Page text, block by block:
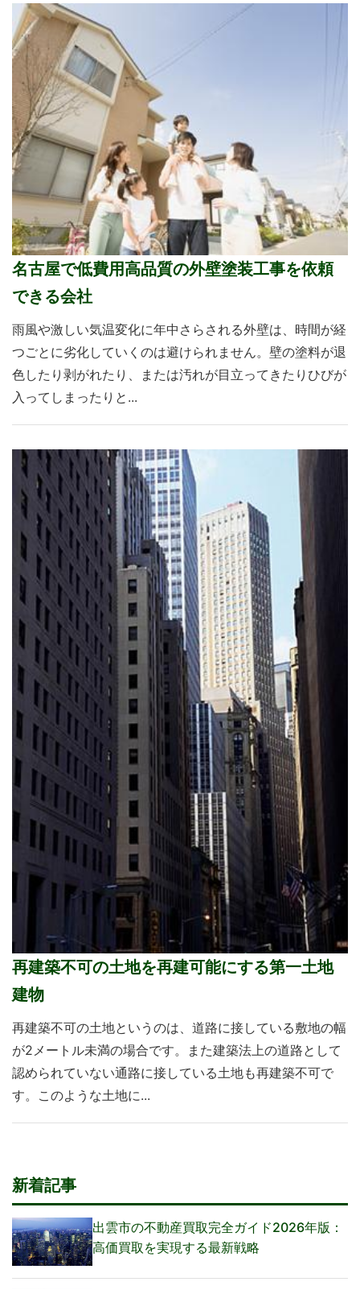
名古屋で低費用高品質の外壁塗装工事を依頼
できる会社
雨風や激しい気温変化に年中さらされる外壁は、時間が経
つごとに劣化していくのは避けられません。壁の塗料が退
色したり剥がれたり、または汚れが目立ってきたりひびが
入ってしまったりと...
再建築不可の土地を再建可能にする第一土地
建物
再建築不可の土地というのは、道路に接している敷地の幅
が2メートル未満の場合です。また建築法上の道路として
認められていない通路に接している土地も再建築不可で
す。このような土地に...
新着記事
出雲市の不動産買取完全ガイド2026年版：
高価買取を実現する最新戦略